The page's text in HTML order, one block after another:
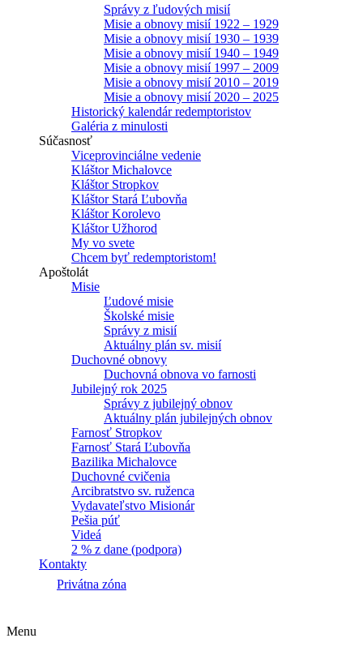
Správy z ľudových misií
Misie a obnovy misií 1922 – 1929
Misie a obnovy misií 1930 – 1939
Misie a obnovy misií 1940 – 1949
Misie a obnovy misií 1997 – 2009
Misie a obnovy misií 2010 – 2019
Misie a obnovy misií 2020 – 2025
Historický kalendár redemptoristov
Galéria z minulosti
Súčasnosť
Viceprovinciálne vedenie
Kláštor Michalovce
Kláštor Stropkov
Kláštor Stará Ľubovňa
Kláštor Korolevo
Kláštor Užhorod
My vo svete
Chcem byť redemptoristom!
Apoštolát
Misie
Ľudové misie
Školské misie
Správy z misií
Aktuálny plán sv. misií
Duchovné obnovy
Duchovná obnova vo farnosti
Jubilejný rok 2025
Správy z jubilejný obnov
Aktuálny plán jubilejných obnov
Farnosť Stropkov
Farnosť Stará Ľubovňa
Bazilika Michalovce
Duchovné cvičenia
Arcibratstvo sv. ruženca
Vydavateľstvo Misionár
Pešia púť
Videá
2 % z dane (podpora)
Kontakty
Privátna zóna
Menu